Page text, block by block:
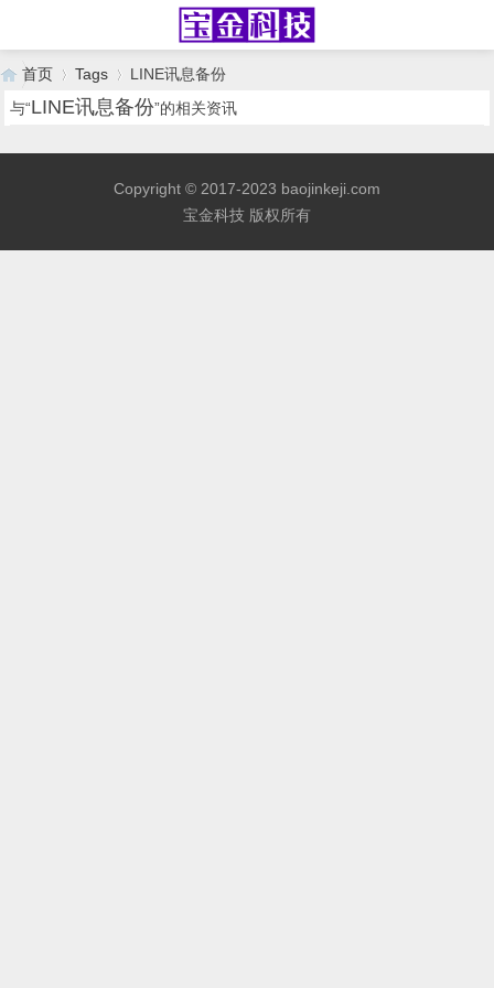
首页 Tags
LINE讯息备份
与“LINE讯息备份”的相关资讯
Copyright © 2017-2023 baojinkeji.com
宝金科技 版权所有